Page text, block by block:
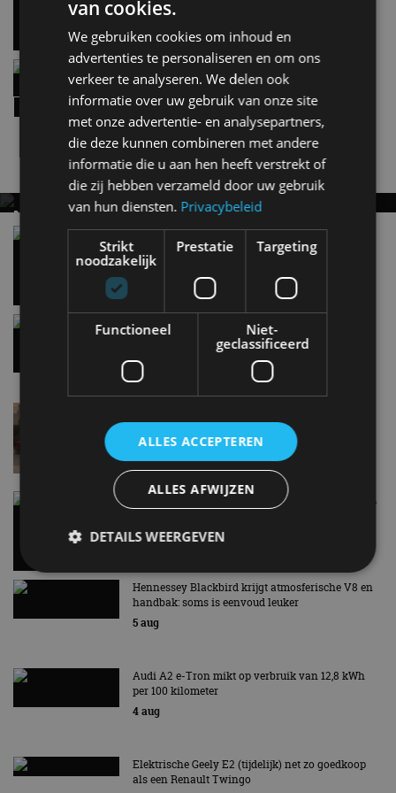
30 jul
De nieuwe Mercedes-Benz GLA (2026): een GLA
met superkrachten?
30 jul
Nieuwste berichten
MET KORTING NAAR EV EXPERIENCE 2026?
AUTORAI REGELT HET!
EV Experience 2026 van 24 tot 26 september
Vergelijking: BMW iX3 vs Volvo EX60 – Welke
moet je hebben?
28 mei
Gespot: een Chevrolet Corvette Z06
speciale editie
6 aug
Carbon fibre op je laadkabel: nergens voor nodig,
en precies daarom geweldig
5 aug
Hennessey Blackbird krijgt atmosferische V8 en
handbak: soms is eenvoud leuker
5 aug
Audi A2 e-Tron mikt op verbruik van 12,8 kWh
per 100 kilometer
4 aug
Elektrische Geely E2 (tijdelijk) net zo goedkoop
als een Renault Twingo
van cookies.
We gebruiken cookies om inhoud en
advertenties te personaliseren en om ons
verkeer te analyseren. We delen ook
informatie over uw gebruik van onze site
met onze advertentie- en analysepartners,
die deze kunnen combineren met andere
informatie die u aan hen heeft verstrekt of
die zij hebben verzameld door uw gebruik
van hun diensten. Privacybeleid
Strikt
noodzakelijk
Prestatie Targeting
Functioneel
Niet-
geclassificeerd
ALLES ACCEPTEREN
ALLES AFWIJZEN
DETAILS WEERGEVEN
Strikt noodzakelijk Prestatie
Targeting
Functioneel
Strikt noodzakelijke cookies maken de
kernfunctionaliteiten van de website mogelijk, zoals
gebruikersaanmelding en accountbeheer. De
website kan niet goed worden gebruikt zonder de
strikt noodzakelijke cookies.
Naam
Domein
Cloudflare,